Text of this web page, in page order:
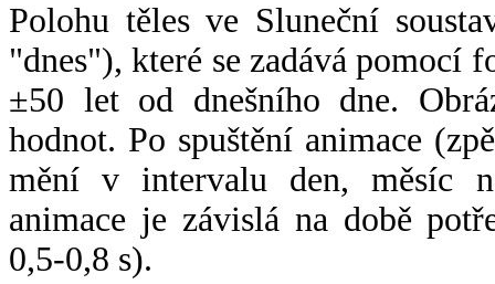
Polohu těles ve Sluneční
"dnes"), které se zadává pomocí
±50 let od dnešního dne.
hodnot. Po spuštění animace
mění v intervalu den, měsíc
animace je závislá na době
0,5-0,8 s).